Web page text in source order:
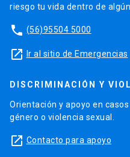
riesgo tu vida dentro de
phone (56)95504 5000
launch Ir al sitio de Emergencias
DISCRIMINACIÓN Y
Orientación y apoyo en
género o violencia sexual.
launch Contacto para apoyo